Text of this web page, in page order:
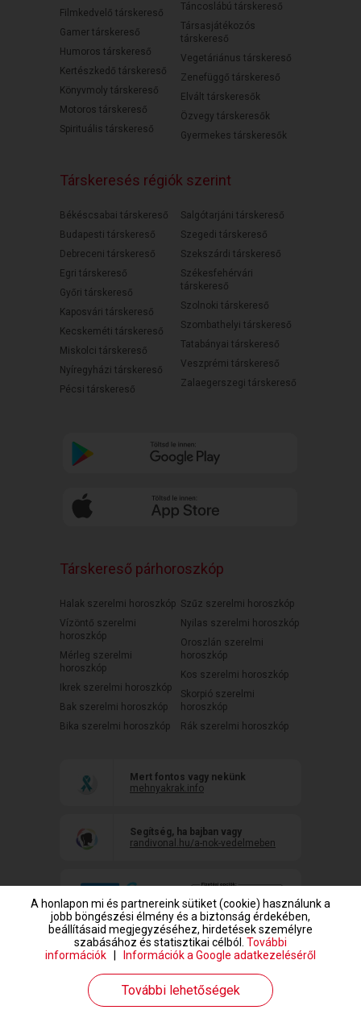
Filmkedvelő társkereső
Gamer társkereső
Humoros társkereső
Kertészkedő társkereső
Könyvmoly társkereső
Motoros társkereső
Spirituális társkereső
Táncoslábú társkereső
Társasjátékozós
társkereső
Vegetáriánus társkereső
Zenefüggő társkereső
Elvált társkeresők
Özvegy társkeresők
Gyermekes társkeresők
Társkeresés régiók szerint
Békéscsabai társkereső
Budapesti társkereső
Debreceni társkereső
Egri társkereső
Győri társkereső
Kaposvári társkereső
Kecskeméti társkereső
Miskolci társkereső
Nyíregyházi társkereső
Pécsi társkereső
Salgótarjáni társkereső
Szegedi társkereső
Szekszárdi társkereső
Székesfehérvári
társkereső
Szolnoki társkereső
Szombathelyi társkereső
Tatabányai társkereső
Veszprémi társkereső
Zalaegerszegi társkereső
Társkereső párhoroszkóp
Halak szerelmi horoszkóp
Vízöntő szerelmi
horoszkóp
Mérleg szerelmi
horoszkóp
Ikrek szerelmi horoszkóp
Bak szerelmi horoszkóp
Bika szerelmi horoszkóp
Szűz szerelmi horoszkóp
Nyilas szerelmi horoszkóp
Oroszlán szerelmi
horoszkóp
Kos szerelmi horoszkóp
Skorpió szerelmi
horoszkóp
Rák szerelmi horoszkóp
Mert fontos vagy nekünk
mehnyakrak.info
Segítség, ha bajban vagy
randivonal.hu/a-nok-vedelmeben
www.randivonal.hu © Copyright 1999-2026 Dating Central Europe Zrt.
A honlapon mi és partnereink sütiket (cookie) használunk a
jobb böngészési élmény és a biztonság érdekében,
beállításaid megjegyzéséhez, hirdetések személyre
szabásához és statisztikai célból. További
információk
Információk a Google adatkezeléséről
További lehetőségek